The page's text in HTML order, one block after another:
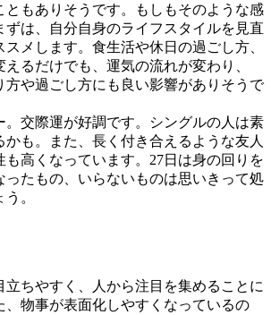
ともありそうです。もしもそのような感
ずは、自分自身のライフスタイルを見直
スメします。食生活や休日の過ごし方、
るだけでも、運気の流れが変わり、
方や過ごし方にも良い影響がありそうで
。交際運が好調です。シングルの人は素
も。また、長く付き合えるような友人
も高くなっています。27日は身の回りを
ったもの、いらないものは思いきって処
。
立ちやすく、人から注目を集めることに
、物事が表面化しやすくなっているの